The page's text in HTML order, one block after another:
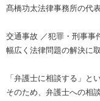
髙橋功太法律事務所の代
交通事故 ／犯罪・刑事事
幅広く法律問題の解決に
「弁護士に相談する」と
そのため、弁護士への相